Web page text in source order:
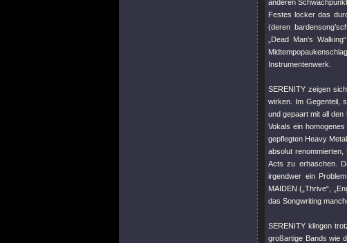
anderen
Festes locker das
(deren
„Dead Man’s
Instrumentenwerk.
SERENITY zeigen
wirken. Im Gegenteil,
und gepaart mit all
Vokals ein
gepflegten Heavy
absolut
Acts zu erhaschen.
irgendwer ein
MAIDEN („Thrive“,
das Songwriting
SERENITY klingen
großartige Bands wie